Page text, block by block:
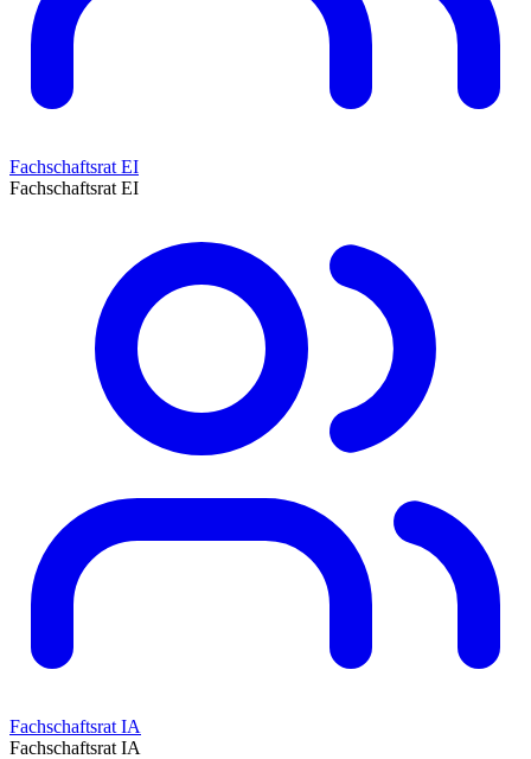
Fachschaftsrat EI
Fachschaftsrat EI
Fachschaftsrat IA
Fachschaftsrat IA